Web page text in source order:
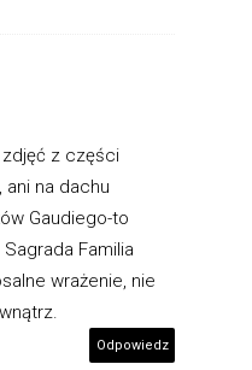
zdjęć z części
ani na dachu
Gaudiego-to
Familia
wrażenie, nie
Odpowiedz